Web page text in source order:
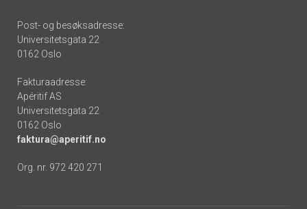
Post- og besøksadresse:
Universitetsgata 22
0162 Oslo
Fakturaadresse:
Apéritif AS
Universitetsgata 22
0162 Oslo
faktura@aperitif.no
Org. nr. 972 420 271